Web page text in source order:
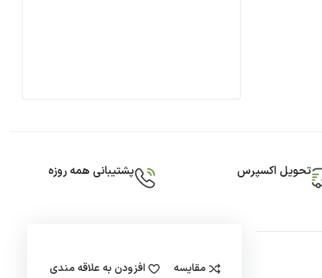
تحویل اکسپرس پشتیبانی همه روزه
مقایسه افزودن به علاقه مندی